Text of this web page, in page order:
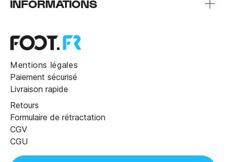
INFORMATIONS
Mentions légales
Paiement sécurisé
Livraison rapide
Retours
Formulaire de rétractation
CGV
CGU